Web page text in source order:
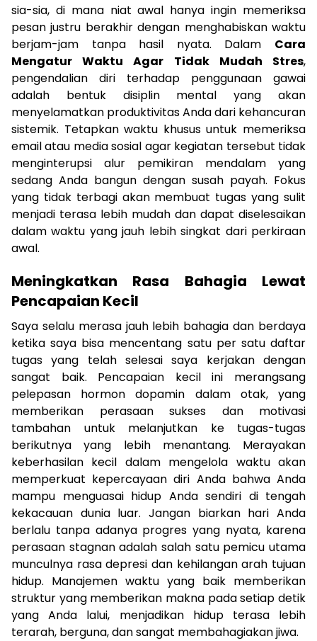
sia-sia, di mana niat awal hanya ingin memeriksa
pesan justru berakhir dengan menghabiskan waktu
berjam-jam tanpa hasil nyata. Dalam Cara
Mengatur Waktu Agar Tidak Mudah Stres,
pengendalian diri terhadap penggunaan gawai
adalah bentuk disiplin mental yang akan
menyelamatkan produktivitas Anda dari kehancuran
sistemik. Tetapkan waktu khusus untuk memeriksa
email atau media sosial agar kegiatan tersebut tidak
menginterupsi alur pemikiran mendalam yang
sedang Anda bangun dengan susah payah. Fokus
yang tidak terbagi akan membuat tugas yang sulit
menjadi terasa lebih mudah dan dapat diselesaikan
dalam waktu yang jauh lebih singkat dari perkiraan
awal.
Meningkatkan Rasa Bahagia Lewat
Pencapaian Kecil
Saya selalu merasa jauh lebih bahagia dan berdaya
ketika saya bisa mencentang satu per satu daftar
tugas yang telah selesai saya kerjakan dengan
sangat baik. Pencapaian kecil ini merangsang
pelepasan hormon dopamin dalam otak, yang
memberikan perasaan sukses dan motivasi
tambahan untuk melanjutkan ke tugas-tugas
berikutnya yang lebih menantang. Merayakan
keberhasilan kecil dalam mengelola waktu akan
memperkuat kepercayaan diri Anda bahwa Anda
mampu menguasai hidup Anda sendiri di tengah
kekacauan dunia luar. Jangan biarkan hari Anda
berlalu tanpa adanya progres yang nyata, karena
perasaan stagnan adalah salah satu pemicu utama
munculnya rasa depresi dan kehilangan arah tujuan
hidup. Manajemen waktu yang baik memberikan
struktur yang memberikan makna pada setiap detik
yang Anda lalui, menjadikan hidup terasa lebih
terarah, berguna, dan sangat membahagiakan jiwa.